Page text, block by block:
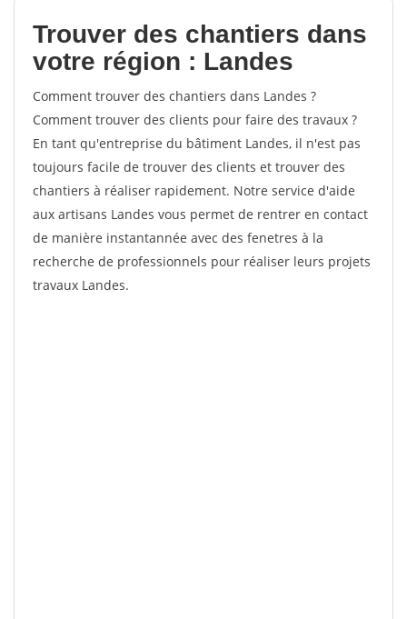
Trouver des chantiers dans
votre région : Landes
Comment trouver des chantiers dans Landes ?
Comment trouver des clients pour faire des travaux ?
En tant qu'entreprise du bâtiment Landes, il n'est pas
toujours facile de trouver des clients et trouver des
chantiers à réaliser rapidement. Notre service d'aide
aux artisans Landes vous permet de rentrer en contact
de manière instantannée avec des fenetres à la
recherche de professionnels pour réaliser leurs projets
travaux Landes.